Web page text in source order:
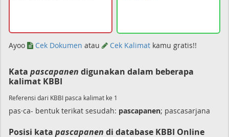
Ayoo Cek Dokumen atau Cek Kalimat kamu gratis!!
Kata pascapanen digunakan dalam beberapa
kalimat KBBI
Referensi dari KBBI pasca kalimat ke 1
pas·ca- bentuk terikat sesudah: pascapanen; pascasarjana
Posisi kata pascapanen di database KBBI Online